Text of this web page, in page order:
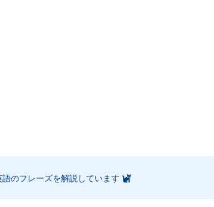
のフレーズを解説しています